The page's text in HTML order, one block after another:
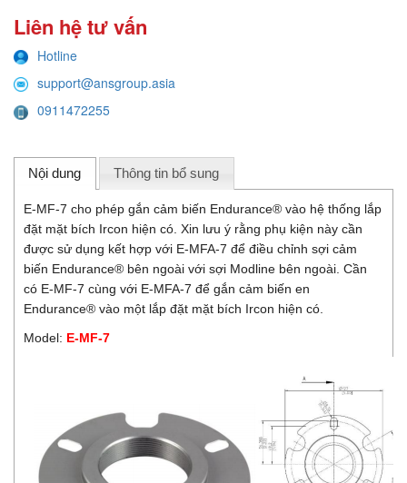
Liên hệ tư vấn
Hotline
support@ansgroup.asia
0911472255
Nội dung Thông tin bổ sung
E-MF-7 cho phép gắn cảm biến Endurance® vào hệ thống lắp
đặt mặt bích Ircon hiện có. Xin lưu ý rằng phụ kiện này cần
được sử dụng kết hợp với E-MFA-7 để điều chỉnh sợi cảm
biến Endurance® bên ngoài với sợi Modline bên ngoài. Cần
có E-MF-7 cùng với E-MFA-7 để gắn cảm biến en
Endurance® vào một lắp đặt mặt bích Ircon hiện có.
Model: E-MF-7